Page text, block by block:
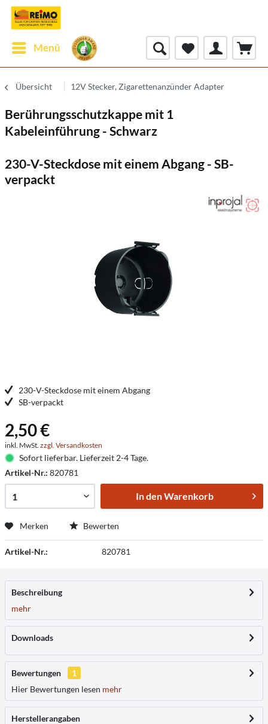
Menü
Übersicht 12V Stecker, Zigarettenanzünder Adapter
Berührungsschutzkappe mit 1
Kabeleinführung - Schwarz
230-V-Steckdose mit einem Abgang - SB-
verpackt
230-V-Steckdose mit einem Abgang
SB-verpackt
2,50 €
inkl. MwSt. zzgl. Versandkosten
Sofort lieferbar. Lieferzeit 2-4 Tage.
Artikel-Nr.: 820781
In denWarenkorb
Merken Bewerten
Artikel-Nr.: 820781
Beschreibung
mehr
Downloads
Bewertungen
1
Hier Bewertungen lesen mehr
Herstellerangaben